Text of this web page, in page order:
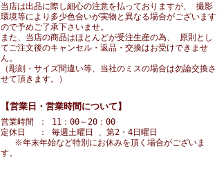
当店は出品に際し細心の注意を払っておりますが、 撮影
環境等により多少色合いが実物と異なる場合がございます
ので予めご了承下さいませ。
また、当店の商品はほとんどが受注生産の為、 原則とし
てご注文後のキャンセル・返品・交換はお受けできませ
ん。
（彫刻・サイズ間違い等、当社のミスの場合は勿論交換さ
せて頂きます。）
【営業日・営業時間について】
営業時間 ： 11：00～20：00
定休日 ： 毎週土曜日 、第2・4日曜日
※年末年始など特別にお休みを頂く場合がございま
す。